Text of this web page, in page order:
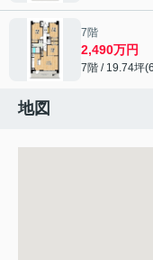
7階
2,490万円
7階 / 19.74坪
地図